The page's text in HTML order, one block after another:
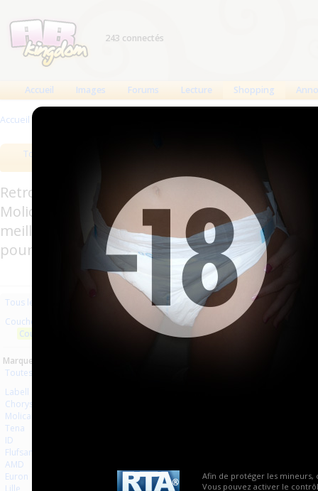
Afin de protéger les mineurs,
Vous pouvez activer le
243 connectés
Accueil Images Forums Lecture Shopping
Accueil >
Tous les produits
Retrouverez sur cette page les meilleures
Molicare, Comficare, Confiance, Depend,
meilleurs produits aussi bien pour les
pour l'incontinence.
Tous les produits
Couches à usage unique
Couches droites et inserts
Marques :
Toutes les marques
Labell
Chorys
Molicare
Tena
ID
Flufsan
AMD
Euron
Lille
Les plus récents Trier par nom
Aucun produit trouvé.